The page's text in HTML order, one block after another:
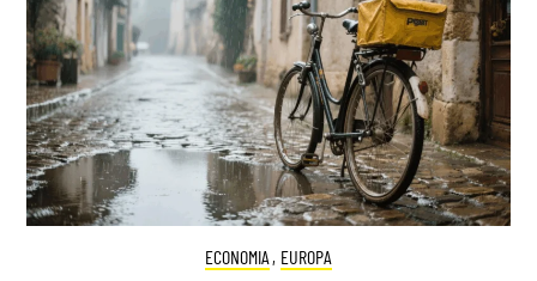
ECONOMIA , EUROPA